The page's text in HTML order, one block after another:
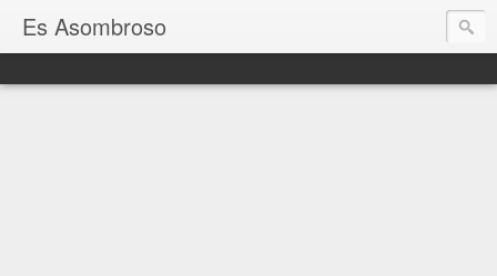
Es Asombroso